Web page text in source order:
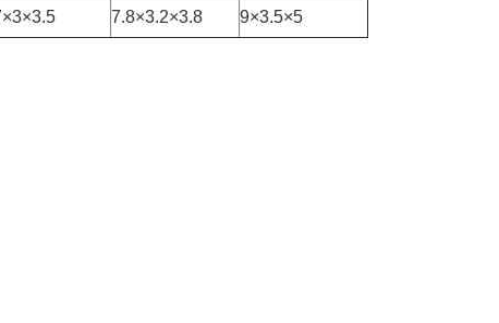
7.8×3.2×3.8 9×3.5×5